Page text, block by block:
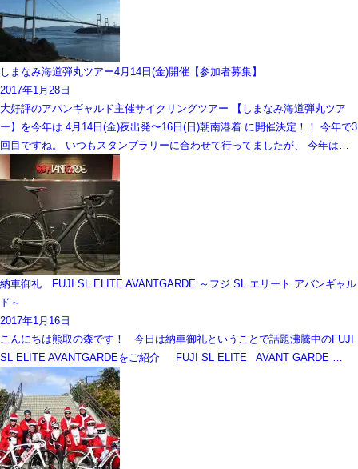
しまなみ海道弾丸ツアー4月14日(金)開催【参加者募集】
2017年1月28日
大好評のアバンギャルド主催サイクリングツアー 【しまなみ海道弾丸ツア
ー】を今年は 4月14日(金)夜出発〜16日(日)朝南港着 に開催決定！！ 今年で3
回目ですね。 いつもスタンプラリーに合わせて行ってましたが、 今年は…
納車御礼 FUJI SL ELITE AVANTGARDE ～フジ SL エリート アバンギャル
ド～
2017年1月16日
こんにちは熊取の森です！ 今日は納車御礼ということで話題沸騰中のFUJI
SL ELITE AVANTGARDEをご紹介 FUJI SL ELITE AVANT GARDE …